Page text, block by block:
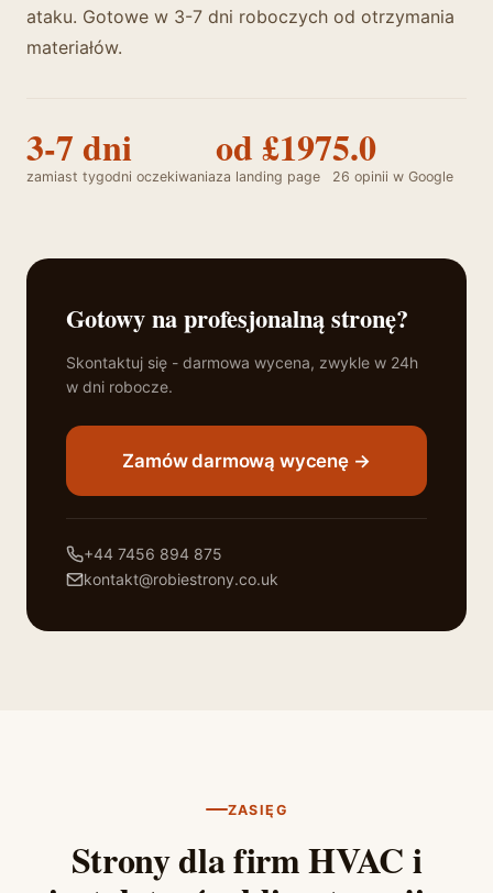
ataku. Gotowe w 3-7 dni roboczych od otrzymania
materiałów.
3-7 dni
zamiast tygodni oczekiwania
od £197
za landing page
5.0
26 opinii w Google
Gotowy na profesjonalną stronę?
Skontaktuj się - darmowa wycena, zwykle w 24h
w dni robocze.
Zamów darmową wycenę →
+44 7456 894 875
kontakt@robiestrony.co.uk
ZASIĘG
Strony dla firm HVAC i